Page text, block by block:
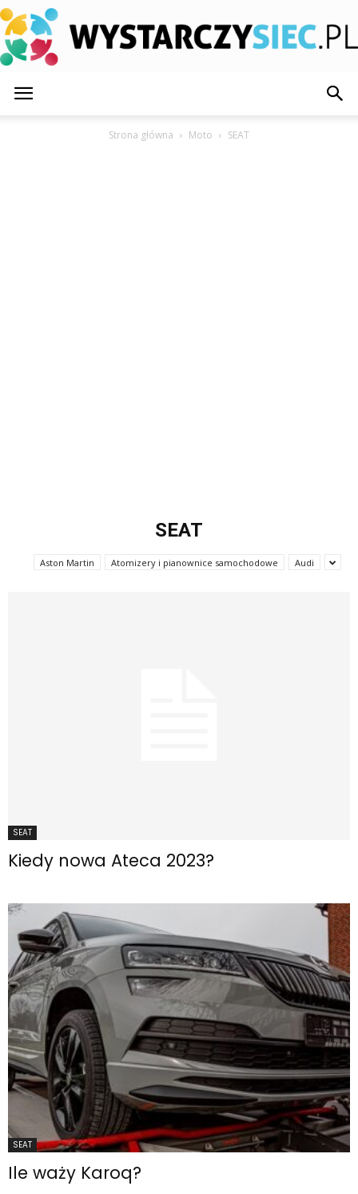
Strona główna Moto SEAT
SEAT
Aston Martin Atomizery i pianownice samochodowe Audi
SEAT
Kiedy nowa Ateca 2023?
SEAT
Ile waży Karoq?